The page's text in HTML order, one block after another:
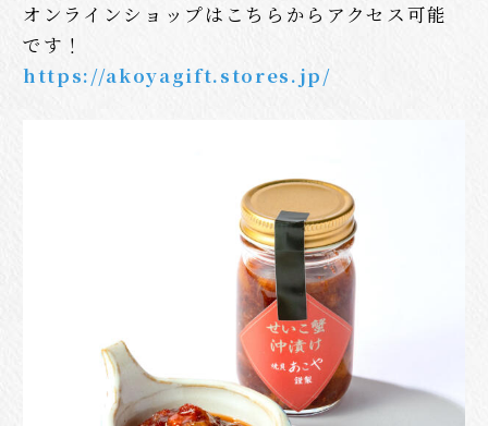
オンラインショップはこちらからアクセス可能
です！
https://akoyagift.stores.jp/